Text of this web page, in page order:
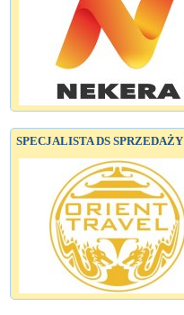
SPECJALISTA DS SPRZEDAŻY